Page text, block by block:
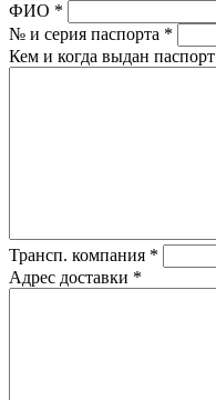
ФИО *
№ и серия паспорта *
Кем и когда выдан паспорт
Трансп. компания *
Адрес доставки *